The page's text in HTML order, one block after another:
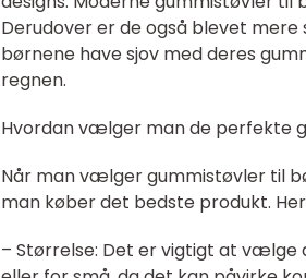
Derudover er de også blevet mere
børnene have sjov med deres
regnen.
Hvordan vælger man de perfekte
Når man vælger gummistøvler til
man køber det bedste produkt.
– Størrelse: Det er vigtigt at